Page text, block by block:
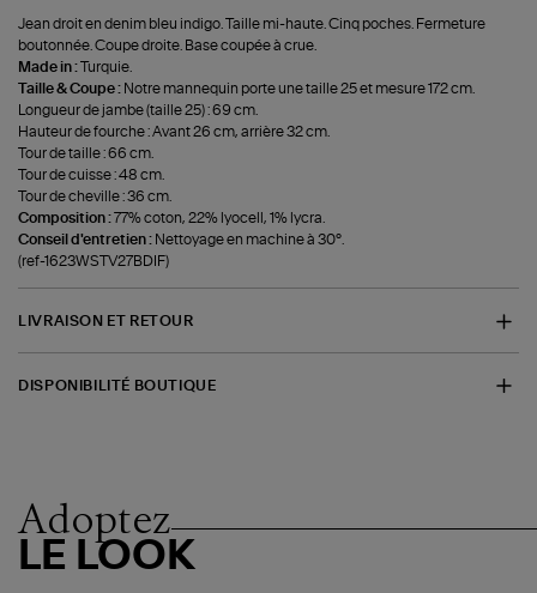
Jean droit en denim bleu indigo. Taille mi-haute. Cinq poches. Fermeture
boutonnée. Coupe droite. Base coupée à crue.
Made in :
Turquie.
Taille & Coupe : Notre mannequin porte une taille 25 et mesure 172 cm.
Longueur de jambe (taille 25) : 69 cm.
Hauteur de fourche : Avant 26 cm, arrière 32 cm.
Tour de taille : 66 cm.
Tour de cuisse : 48 cm.
Tour de cheville : 36 cm.
Composition : 77% coton, 22% lyocell, 1% lycra.
Conseil d'entretien : Nettoyage en machine à 30°.
(ref-1623WSTV27BDIF)
LIVRAISON ET RETOUR
DISPONIBILITÉ BOUTIQUE
Adoptez
LE LOOK